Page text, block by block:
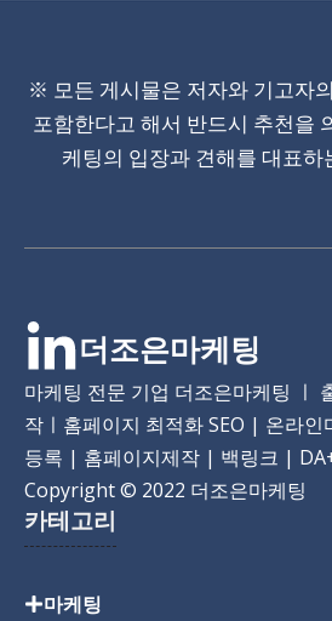
※ 모든 게시물은 저자와 기고자
포함한다고 해서 반드시 추천을
케팅의 입장과 견해를 대표하
더조은마케팅
마케팅 전문 기업 더조은마케팅 ㅣ
작ㅣ홈페이지 최적화 SEO | 온라
등록 | 홈페이지제작 | 백링크 |
Copyright© 2022 더조은마케팅
카테고리
마케팅